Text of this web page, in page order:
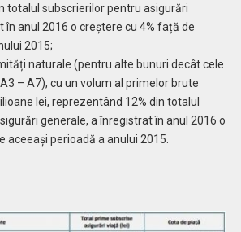
totalul subscrierilor pentru asigurări
în anul 2016 o creștere cu 4% față de
2015;
naturale (pentru alte bunuri decât cele
– A7), cu un volum al primelor brute
lei, reprezentând 12% din totalul
generale, a înregistrat în anul 2016 o
aceeași perioadă a anului 2015.